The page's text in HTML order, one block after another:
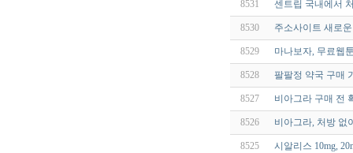
8531 센트립 국내에서
8530 주소사이트 새로
8529 마나보자, 무료웹
8528 팔팔정 약국 구매
8527 비아그라 구매 전
8526 비아그라, 처방 없
8525 시알리스 10mg,